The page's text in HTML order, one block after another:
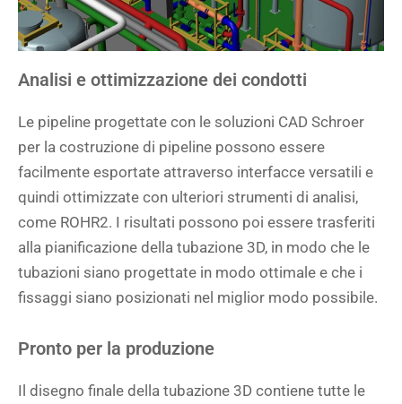
Analisi e ottimizzazione dei condotti
Le pipeline progettate con le soluzioni CAD Schroer
per la costruzione di pipeline possono essere
facilmente esportate attraverso interfacce versatili e
quindi ottimizzate con ulteriori strumenti di analisi,
come ROHR2. I risultati possono poi essere trasferiti
alla pianificazione della tubazione 3D, in modo che le
tubazioni siano progettate in modo ottimale e che i
fissaggi siano posizionati nel miglior modo possibile.
Pronto per la produzione
Il disegno finale della tubazione 3D contiene tutte le